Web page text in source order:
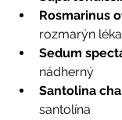
Rosmarinus
rozmarýn
Sedum
nádherný
Santolina
santolína